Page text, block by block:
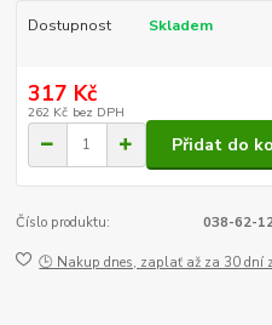
Dostupnost Skladem
317 Kč
262 Kč bez DPH
Přidat do
Číslo produktu: 038-62-
🕒 Nakup dnes, zaplať až za 30 dní